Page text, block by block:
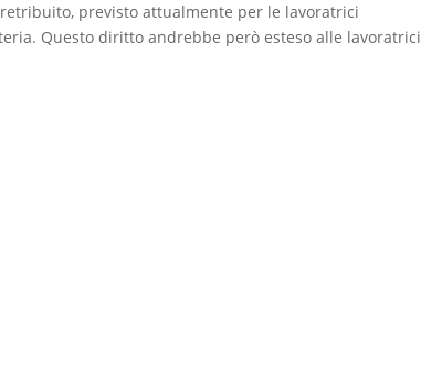
previsto attualmente per le lavoratrici
Questo diritto andrebbe però esteso alle lavoratrici